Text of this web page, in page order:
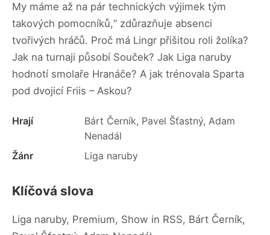
My máme až na pár technických výjimek tým
takových pomocníků,“ zdůrazňuje absenci
tvořivých hráčů. Proč má Lingr přišitou roli žolíka?
Jak na turnaji působí Souček? Jak Liga naruby
hodnotí smolaře Hranáče? A jak trénovala Sparta
pod dvojicí Friis – Askou?
Hrají
Bárt Černík, Pavel Šťastný, Adam
Nenadál
Žánr
Liga naruby
Klíčová slova
Liga naruby, Premium, Show in RSS, Bárt Černík,